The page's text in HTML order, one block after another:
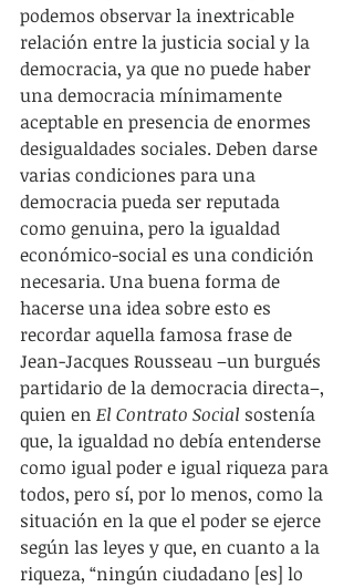
podemos observar la inextricable
relación entre la justicia social y la
democracia, ya que no puede haber
una democracia mínimamente
aceptable en presencia de enormes
desigualdades sociales. Deben darse
varias condiciones para una
democracia pueda ser reputada
como genuina, pero la igualdad
económico-social es una condición
necesaria. Una buena forma de
hacerse una idea sobre esto es
recordar aquella famosa frase de
Jean-Jacques Rousseau –un burgués
partidario de la democracia directa–,
quien en El Contrato Social sostenía
que, la igualdad no debía entenderse
como igual poder e igual riqueza para
todos, pero sí, por lo menos, como la
situación en la que el poder se ejerce
según las leyes y que, en cuanto a la
riqueza, “ningún ciudadano [es] lo